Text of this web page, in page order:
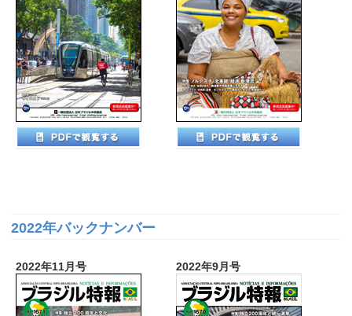
2022年バックナンバー
2022年11月号 2022年9月号